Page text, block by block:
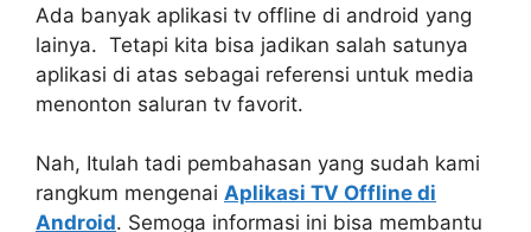
Ada banyak aplikasi tv offline di android yang
lainya. Tetapi kita bisa jadikan salah satunya
aplikasi di atas sebagai referensi untuk media
menonton saluran tv favorit.
Nah, Itulah tadi pembahasan yang sudah kami
rangkum mengenai Aplikasi TV Offline di
Android. Semoga informasi ini bisa membantu